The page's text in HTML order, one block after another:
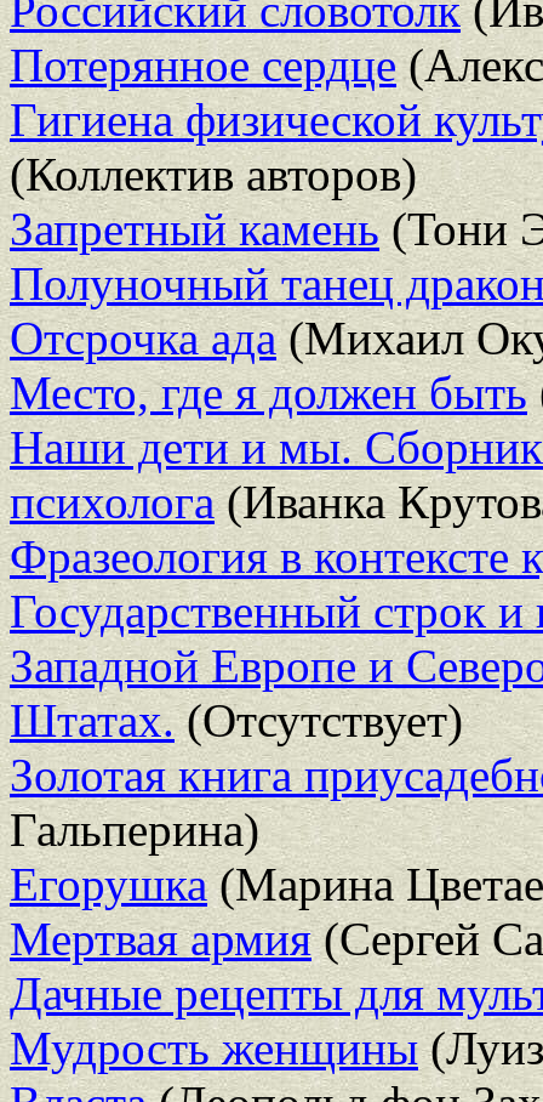
Потерянное сердце
Гигиена физической
(Коллектив авторов)
Запретный камень(Тони
Полуночный танец
Отсрочка ада(Михаил
Место, где я должен быть
Наши дети и мы. Сборник
психолога(Иванка
Фразеология в контексте
Государственный строк
Западной Европе и
Штатах.(Отсутствует)
Золотая книга
Гальперина)
Егорушка(Марина
Мертвая армия(Сергей
Дачные рецепты для
Мудрость женщины